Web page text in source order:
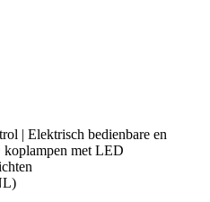
| Elektrisch bedienbare en
koplampen met LED